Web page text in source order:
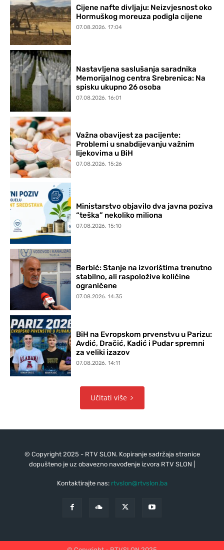
Cijene nafte divljaju: Neizvjesnost oko
Hormuškog moreuza podigla cijene
07.08.2026. 17:04
Nastavljena saslušanja saradnika
Memorijalnog centra Srebrenica: Na
spisku ukupno 26 osoba
07.08.2026. 16:01
Važna obavijest za pacijente:
Problemi u snabdijevanju važnim
lijekovima u BiH
07.08.2026. 15:26
Ministarstvo objavilo dva javna poziva
“teška” nekoliko miliona
07.08.2026. 15:10
Berbić: Stanje na izvorištima trenutno
stabilno, ali raspoložive količine
ograničene
07.08.2026. 14:35
BiH na Evropskom prvenstvu u Parizu:
Avdić, Dračić, Kadić i Pudar spremni
za veliki izazov
07.08.2026. 14:11
Učitati više
© Copyright 2025 - RTV SLON. Kopiranje sadržaja stranice
dopušteno je uz obavezno navođenje izvora RTV SLON |
Kontaktirajte nas: rtvslon@rtvslon.ba